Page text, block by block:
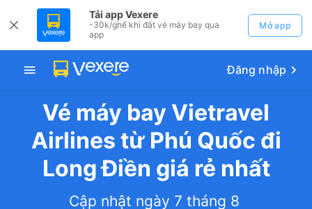
Tải app Vexere
-30k/ghế khi đặt vé máy bay qua
app
Mở app
Đăng nhập
Vé máy bay Vietravel
Airlines từ Phú Quốc đi
Long Điền giá rẻ nhất
Cập nhật ngày 7 tháng 8